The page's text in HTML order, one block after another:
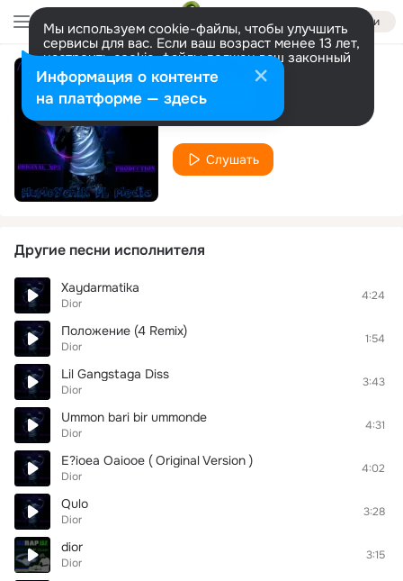
Войти
Мы используем cookie-файлы, чтобы улучшить
сервисы для вас. Если ваш возраст менее 13 лет,
настроить cookie-файлы должен ваш законный
представитель. Больше информации
Разрешить все Настроить
Rap Tarixi
Dior
Слушать
Другие песни исполнителя
Xaydarmatika
Dior
4:24
Положение (4 Remix)
Dior
1:54
Lil Gangstaga Diss
Dior
3:43
Ummon bari bir ummonde
Dior
4:31
E?ioea Oaiooe ( Original Version )
Dior
4:02
Qulo
Dior
3:28
dior
Dior
3:15
Информация о контенте
на платформе — здесь